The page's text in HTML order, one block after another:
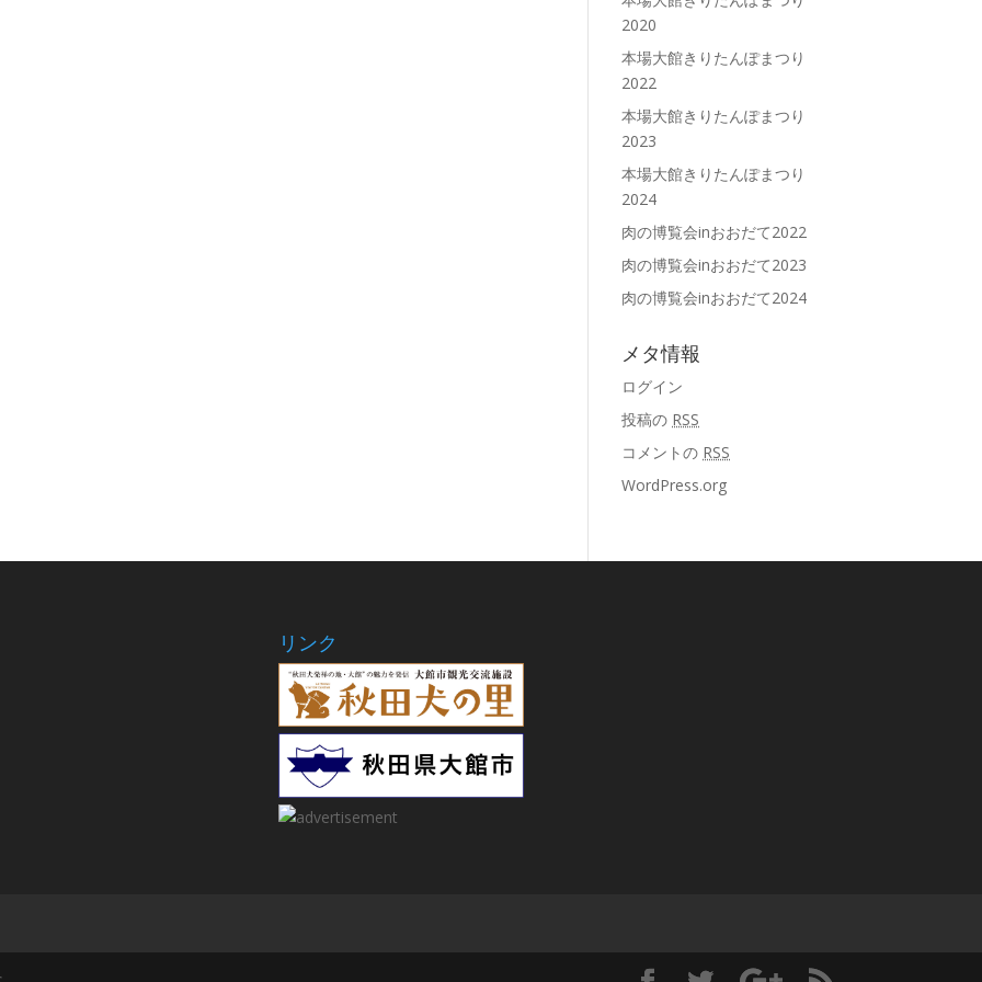
2020
本場大館きりたんぽまつり
2022
本場大館きりたんぽまつり
2023
本場大館きりたんぽまつり
2024
肉の博覧会inおおだて2022
肉の博覧会inおおだて2023
肉の博覧会inおおだて2024
メタ情報
ログイン
投稿の RSS
コメントの RSS
WordPress.org
リンク